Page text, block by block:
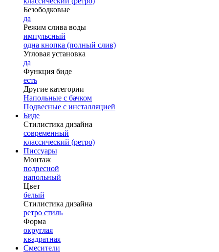
Безободковые
да
Режим слива воды
импульсный
одна кнопка (полный слив)
Угловая установка
да
Функция биде
есть
Другие категории
Напольные с бачком
Подвесные с инсталляцией
Биде
Стилистика дизайна
современный
классический (ретро)
Писсуары
Монтаж
подвесной
напольный
Цвет
белый
Стилистика дизайна
ретро стиль
Форма
округлая
квадратная
Смесители